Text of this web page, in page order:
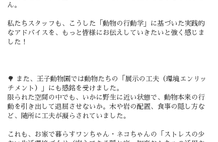
ん。
私たちスタッフも、こうした「動物の行動学」に基づいた実践的
なアドバイスを、もっと皆様にお伝えしていきたいと強く感じま
した！
🌳 また、王子動物園では動物たちの「展示の工夫（環境エンリッ
チメント）」にも感銘を受けました。
限られた空間の中でも、いかに野生に近い状態で、動物本来の行
動を引き出して退屈させないか。木や岩の配置、食事の隠し方な
ど、随所に工夫が凝らされていました。
これも、お家で暮らすワンちゃん・ネコちゃんの「ストレスの少